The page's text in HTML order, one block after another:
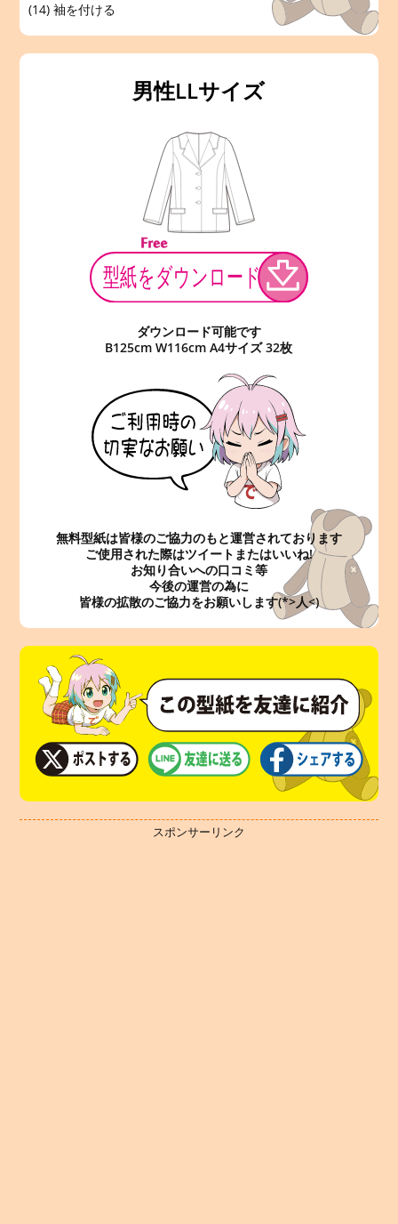
(14) 袖を付ける
男性LLサイズ
ダウンロード可能です
B125cm W116cm A4サイズ 32枚
無料型紙は皆様のご協力のもと運営されております
ご使用された際はツイートまたはいいね!
お知り合いへの口コミ等
今後の運営の為に
皆様の拡散のご協力をお願いします(*>人<)
スポンサーリンク